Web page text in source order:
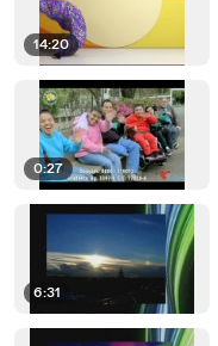
14:20
0:27
6:31